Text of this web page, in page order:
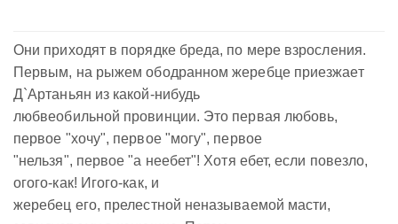
Они приходят в порядке бреда, по мере взросления.
Первым, на рыжем ободранном жеребце приезжает
Д`Артаньян из какой-нибудь
любвеобильной провинции. Это первая любовь,
первое "хочу", первое "могу", первое
"нельзя", первое "а неебет"! Хотя ебет, если повезло,
огого-как! Игого-как, и
жеребец его, прелестной неназываемой масти,